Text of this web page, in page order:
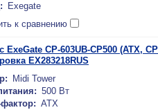
Exegate
к сравнению
ExeGate CP-603UB-CP500 (ATX,
EX283218RUS
Midi Tower
500 Вт
ATX